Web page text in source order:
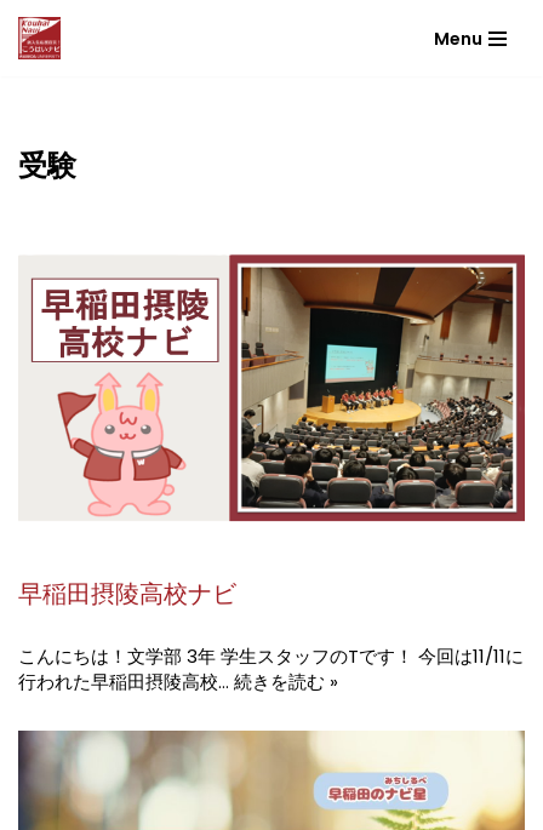
コ
ツ
Menu
受験
早稲田摂陵高校ナビ
こんにちは！文学部 3年 学生スタッフのTです！ 今回は11/11に
行われた早稲田摂陵高校… 続きを読む »